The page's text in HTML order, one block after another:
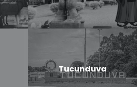
Tucunduva